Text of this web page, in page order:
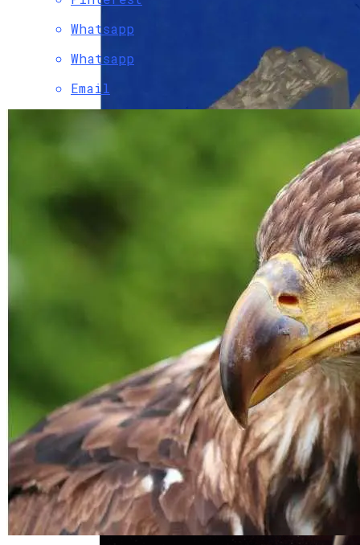
Планируется Создание Завода По
Производству Микробного Пластика
Высококачественного Зеленого
Whatsapp
Whatsapp
Email